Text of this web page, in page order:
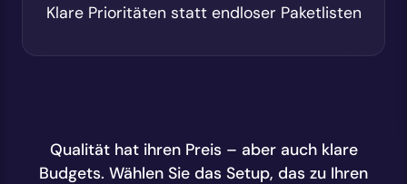
Klare Prioritäten statt endloser Paketlisten
Qualität hat ihren Preis – aber auch klare
Budgets. Wählen Sie das Setup, das zu Ihren